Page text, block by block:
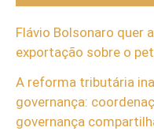
Flávio Bolsonaro quer
exportação sobre o
A reforma tributária
governança:
governança